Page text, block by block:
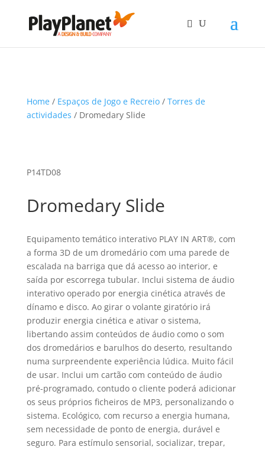
Home/ Espaços de Jogo e Recreio/ Torres de
actividades / Dromedary Slide
P14TD08
Dromedary Slide
Equipamento temático interativo PLAY IN ART®, com
a forma 3D de um dromedário com uma parede de
escalada na barriga que dá acesso ao interior, e
saída por escorrega tubular. Inclui sistema de áudio
interativo operado por energia cinética através de
dínamo e disco. Ao girar o volante giratório irá
produzir energia cinética e ativar o sistema,
libertando assim conteúdos de áudio como o som
dos dromedários e barulhos do deserto, resultando
numa surpreendente experiência lúdica. Muito fácil
de usar. Inclui um cartão com conteúdo de áudio
pré-programado, contudo o cliente poderá adicionar
os seus próprios ficheiros de MP3, personalizando o
sistema. Ecológico, com recurso a energia humana,
sem necessidade de ponto de energia, durável e
seguro. Para estímulo sensorial, socializar, trepar,